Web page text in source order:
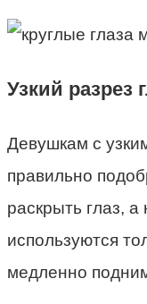
Узкий разрез
Девушкам с
правильно
раскрыть глаз, а
используются
медленно